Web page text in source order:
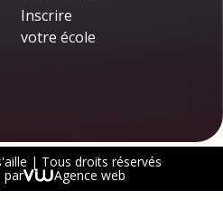
Inscrire
votre école
| Tous droits réservés
par Agence web